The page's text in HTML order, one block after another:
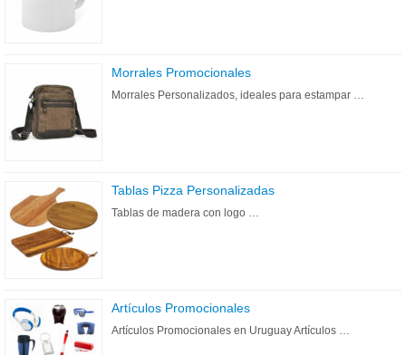
Morrales Promocionales
Morrales Personalizados, ideales para estampar …
Tablas Pizza Personalizadas
Tablas de madera con logo …
Artículos Promocionales
Artículos Promocionales en Uruguay Artículos …